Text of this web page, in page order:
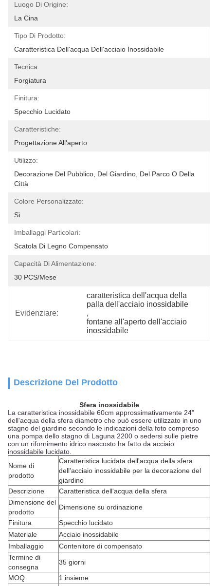
Luogo Di Origine:
La Cina
Tipo Di Prodotto:
Caratteristica Dell'acqua Dell'acciaio Inossidabile
Tecnica:
Forgiatura
Finitura:
Specchio Lucidato
Caratteristiche:
Progettazione All'aperto
Utilizzo:
Decorazione Del Pubblico, Del Giardino, Del Parco O Della
Città
Colore Personalizzato:
Sì
Imballaggi Particolari:
Scatola Di Legno Compensato
Capacità Di Alimentazione:
30 PCS/mese
Evidenziare:
caratteristica dell'acqua della
palla dell'acciaio inossidabile
,
fontane all'aperto dell'acciaio
inossidabile
Descrizione Del Prodotto
Sfera inossidabile
La caratteristica inossidabile 60cm approssimativamente 24"
dell'acqua della sfera diametro che può essere utilizzato in uno
stagno del giardino secondo le indicazioni della foto compreso
una pompa dello stagno di Laguna 2200 o sedersi sulle pietre
con un rifornimento idrico nascosto ha fatto da acciaio
inossidabile lucidato.
Nome di
prodotto
Caratteristica lucidata dell'acqua della sfera
dell'acciaio inossidabile per la decorazione del
giardino
Descrizione
Caratteristica dell'acqua della sfera
Dimensione del
prodotto
Dimensione su ordinazione
Finitura
Specchio lucidato
Materiale
Acciaio inossidabile
Imballaggio
Contenitore di compensato
Termine di
consegna
35 giorni
MOQ
1 insieme